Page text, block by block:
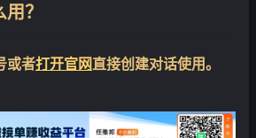
？
或者打开官网直接创建对话使用。